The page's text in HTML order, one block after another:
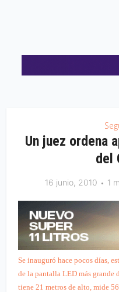
Un juez ordena
del
16 junio, 2010 1
Se inauguró hace pocos días,
de la pantalla LED más grande
tiene 21 metros de alto, mide